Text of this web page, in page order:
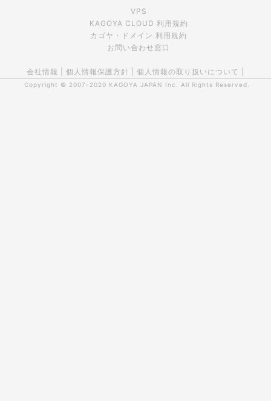
VPS
KAGOYA CLOUD 利用規約
カゴヤ・ドメイン 利用規約
お問い合わせ窓口
会社情報 個人情報保護方針 個人情報の取り扱いについて
Copyright © 2007-2020 KAGOYA JAPAN Inc. All Rights Reserved.